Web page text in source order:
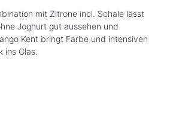
mit Zitrone incl. Schale lässt
Joghurt gut aussehen und
Kent bringt Farbe und intensiven
ins Glas.